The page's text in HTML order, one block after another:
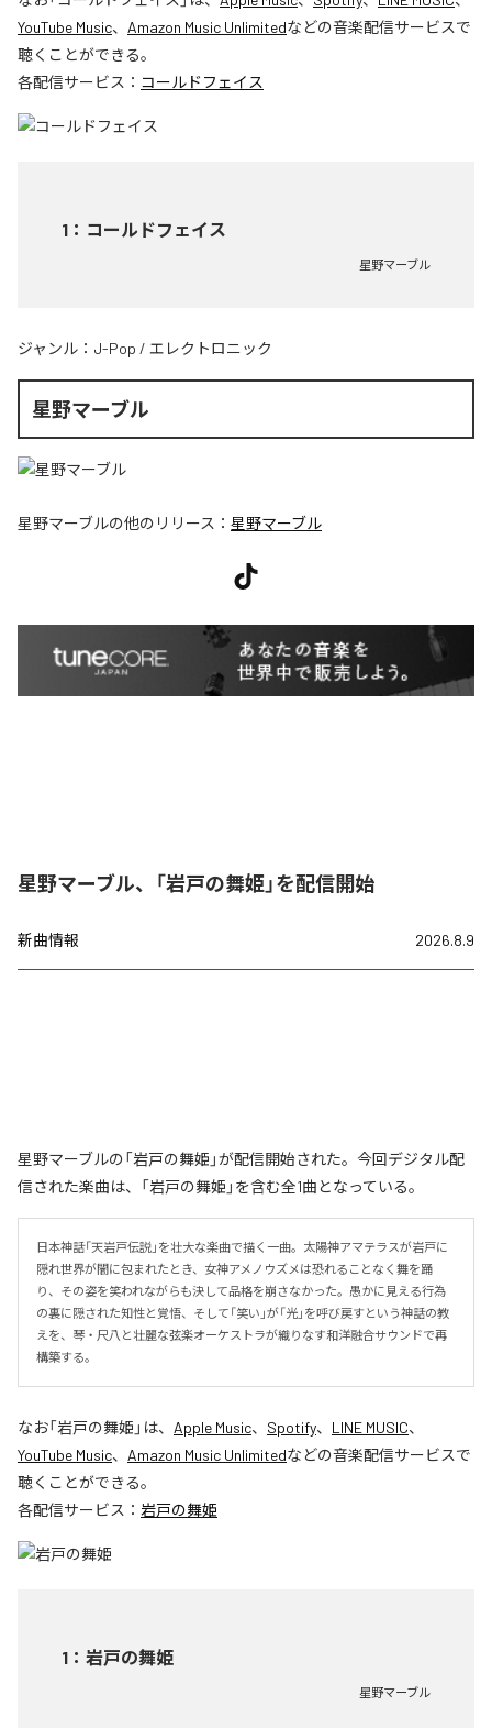
YouTube Music、 Amazon Music Unlimitedなどの音楽配信サービスで
聴くことができる。
各配信サービス： コールドフェイス
1 ： コールドフェイス
星野マーブル
ジャンル： J-Pop / エレクトロニック
星野マーブル
星野マーブルの他のリリース： 星野マーブル
星野マーブル、「岩戸の舞姫」を配信開始
新曲情報 2026.8.9
星野マーブルの「岩戸の舞姫」が配信開始された。今回デジタル配
信された楽曲は、「岩戸の舞姫」を含む全1曲となっている。
日本神話「天岩戸伝説」を壮大な楽曲で描く一曲。太陽神アマテラスが岩戸に
隠れ世界が闇に包まれたとき、女神アメノウズメは恐れることなく舞を踊
り、その姿を笑われながらも決して品格を崩さなかった。愚かに見える行為
の裏に隠された知性と覚悟、そして「笑い」が「光」を呼び戻すという神話の教
えを、琴・尺八と壮麗な弦楽オーケストラが織りなす和洋融合サウンドで再
構築する。
なお「岩戸の舞姫 」は、 Apple Music、 Spotify、 LINE MUSIC、
YouTube Music、 Amazon Music Unlimitedなどの音楽配信サービスで
聴くことができる。
各配信サービス： 岩戸の舞姫
1 ： 岩戸の舞姫
星野マーブル